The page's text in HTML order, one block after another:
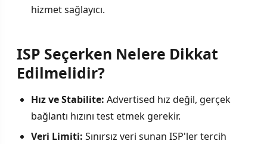
hizmet sağlayıcı.
ISP Seçerken Nelere Dikkat
Edilmelidir?
Hız ve Stabilite: Advertised hız değil, gerçek
bağlantı hızını test etmek gerekir.
Veri Limiti: Sınırsız veri sunan ISP'ler tercih